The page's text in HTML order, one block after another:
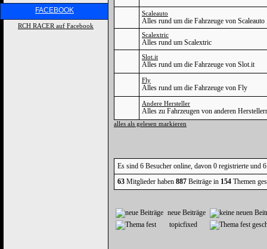
FACEBOOK
RCH RACER auf Facebook
Scaleauto
Alles rund um die Fahrzeuge von Scaleauto
Scalextric
Alles rund um Scalextric
Slot.it
Alles rund um die Fahrzeuge von Slot.it
Fly
Alles rund um die Fahrzeuge von Fly
Andere Hersteller
Alles zu Fahrzeugen von anderen
alles als gelesen markieren
Es sind 6 Besucher online, davon 0 registrierte und
63 Mitglieder haben 887 Beiträge in 154 Themen
neue Beiträge
topicfixed